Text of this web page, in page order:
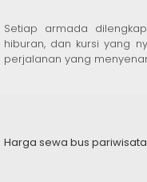
Setiap armada
hiburan, dan kursi yang
perjalanan yang
Harga sewa bus pariwisata